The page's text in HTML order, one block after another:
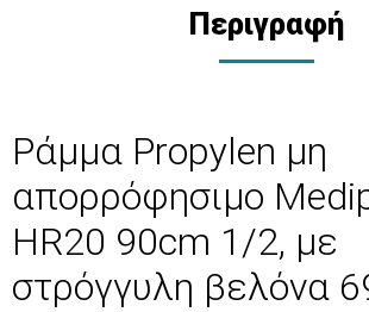
Περιγραφή
Ράμμα Propylen μη
απορρόφησιμο
HR20 90cm 1/2, με
στρόγγυλη βελόνα